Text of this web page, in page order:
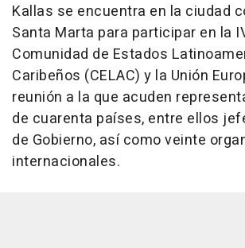
Kallas se encuentra en la ciudad
Santa Marta para participar en la
Comunidad de Estados
Caribeños (CELAC) y la Unión
reunión a la que acuden
de cuarenta países, entre ellos
de Gobierno, así como veinte
internacionales.